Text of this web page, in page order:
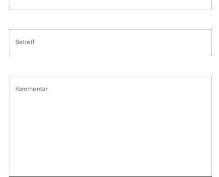
Betreff
Kommentar